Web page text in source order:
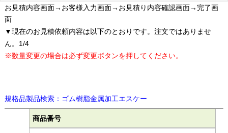
お見積内容画面→お客様入力画面→お見積り内容確認画面→完了画
面
▼現在のお見積依頼内容は以下のとおりです。注文ではありませ
ん。1/4
※数量変更の場合は必ず変更ボタンを押してください。
規格品製品検索：ゴム樹脂金属加工エスケー
商品番号